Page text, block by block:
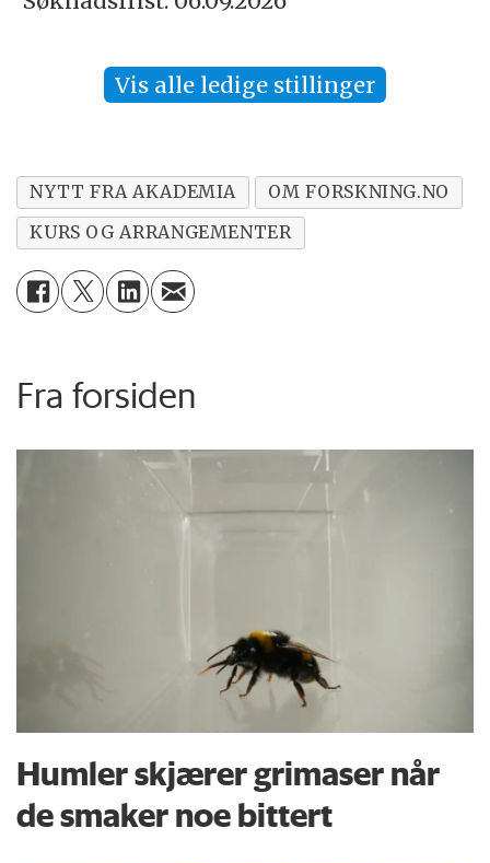
Vis alle ledige stillinger
NYTT FRA AKADEMIA
OM FORSKNING.NO
KURS OG ARRANGEMENTER
Fra forsiden
Humler skjærer grimaser når
de smaker noe bittert